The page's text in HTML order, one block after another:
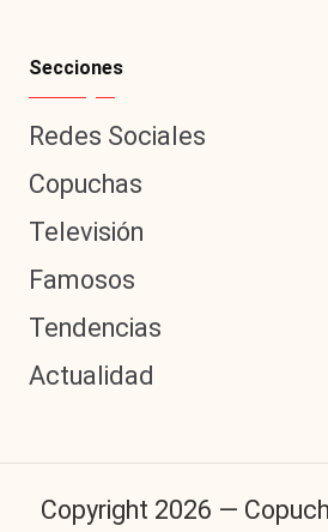
Secciones
Redes Sociales
Copuchas
Televisión
Famosos
Tendencias
Actualidad
Copyright 2026 —